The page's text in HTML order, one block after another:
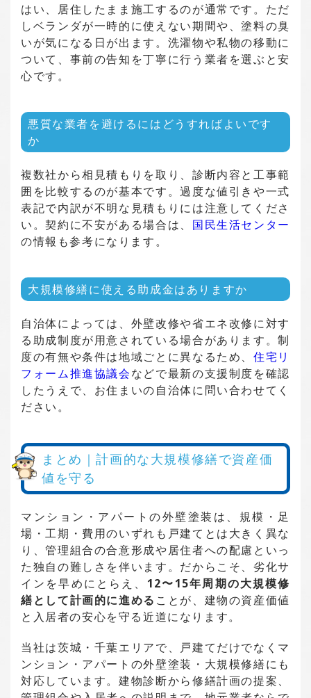
はい、居住したまま施工するのが通常です。ただ
しベランダが一時的に使えない期間や、塗料の臭
いが気になる日が出ます。洗濯物や私物の移動に
ついて、事前の告知を丁寧に行う業者を選ぶと安
心です。
悪質な業者を避けるにはどうすればよいです
か
複数社から相見積もりを取り、診断内容と工事範
囲を比較するのが基本です。過度な値引きや一式
表記で内訳が不明な見積もりには注意してくださ
い。契約に不安がある場合は、 国民生活センター
の情報も参考になります。
大規模修繕に使える助成金はありますか
自治体によっては、外壁改修や省エネ改修に対す
る助成制度が用意されている場合があります。制
度の有無や条件は地域ごとに異なるため、住宅リ
フォーム推進協議会などで最新の支援制度を確認
したうえで、お住まいの自治体に問い合わせてく
ださい。
まとめ｜計画的な大規模修繕で資産価
値を守る
マンション・アパートの外壁塗装は、規模・足
場・工期・費用のいずれも戸建てとは大きく異な
り、管理組合の合意形成や居住者への配慮といっ
た独自の難しさを伴います。だからこそ、劣化サ
インを早めにとらえ、 12〜15年周期の大規模修
繕として計画的に進める ことが、建物の資産価値
と入居者の安心を守る近道になります。
当社は茨城・千葉エリアで、戸建てだけでなくマ
ンション・アパートの外壁塗装・大規模修繕にも
対応しています。建物診断から修繕計画の提案、